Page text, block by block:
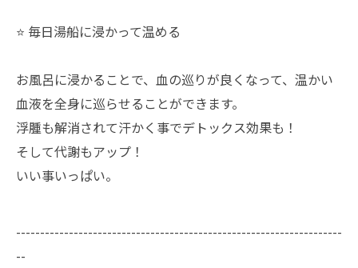
⭐️ 毎日湯船に浸かって温める
お風呂に浸かることで、血の巡りが良くなって、温かい
血液を全身に巡らせることができます。
浮腫も解消されて汗かく事でデトックス効果も！
そして代謝もアップ！
いい事いっぱい。
--------------------------------------------------------------------
--